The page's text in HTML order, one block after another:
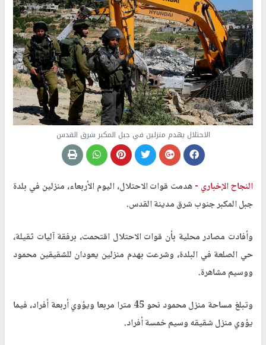
الاحتلال يهدم منزلين في جبل المكبر شرق القدس
النجاح الإخباري -هدمت قوات الاحتلال، اليوم الأربعاء، منزلين في بلدة
جبل المكبر جنوب شرق مدينة القدس.
وأفادت مصادر محلية بأن قوات الاحتلال اقتحمت، برفقة آليات ثقيلة،
حي الصلعة في البلدة، وشرعت بهدم منزلين يعودان للشقيقين محمود
ووسيم مشاهرة.
وتبلغ مساحة منزل محمود نحو 45 مترا مربعا ويؤوي أربعة أفراد، فيما
يؤوي منزل شقيقه وسيم خمسة أفراد.